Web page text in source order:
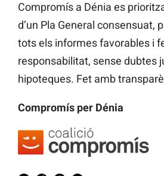
Compromís a Dénia es
d’un Pla General consensuat,
tots els informes favorables i
responsabilitat, sense dubtes
hipoteques. Fet amb
Compromís per Dénia